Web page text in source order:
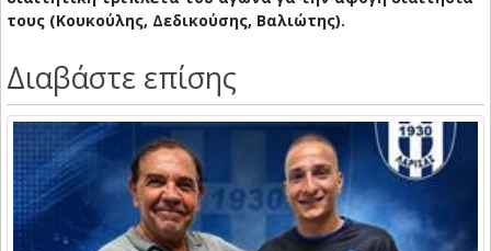
τους (Κουκούλης, Δεδικούσης, Βαλιώτης).
Διαβάστε επίσης